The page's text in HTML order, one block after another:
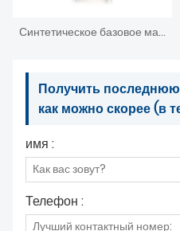
Синтетическое базовое масло на основе алкилдифенилового эфира ЧЧ-25 г. н.э.
Получить
как можно скорее (в
имя :
Телефон :